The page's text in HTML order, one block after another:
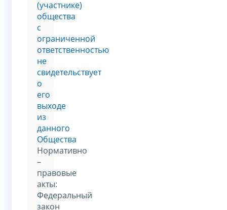
(участнике)
общества
с
ограниченной
ответственностью
не
свидетельствует
о
его
выходе
из
данного
Общества
Нормативно
–
правовые
акты:
Федеральный
закон